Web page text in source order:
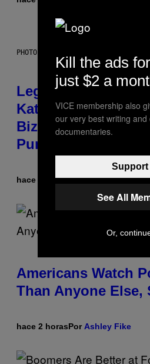
PHOTO BY DIMITRIOS KAMBOURIS/
Legendary Music
Katsis, Who
Bizkit and The
Pumpkins, Has Died
hace 1 horaPorStephen Andrew
Americans Watch
Than Anyone Else,
hace 2 horasPorAshley Fike
Kill the ads for
just $2 a
VICE membership also
our very best writing and
documentaries.
Support
See All
Or,